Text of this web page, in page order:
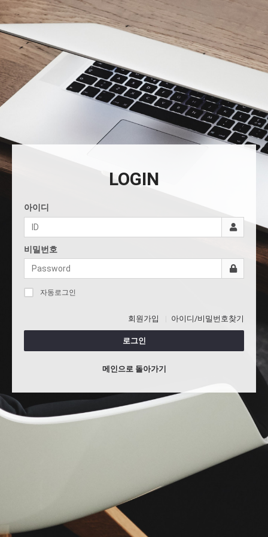
LOGIN
아이디
비밀번호
자동로그인
회원가입 아이디/비밀번호찾기
로그인
메인으로 돌아가기